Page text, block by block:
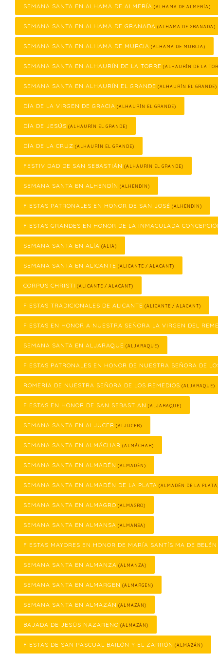
SEMANA SANTA EN ALHAMA DE ALMERÍA (ALHAMA DE ALMERÍA)
SEMANA SANTA EN ALHAMA DE GRANADA (ALHAMA DE GRANADA)
SEMANA SANTA EN ALHAMA DE MURCIA (ALHAMA DE MURCIA)
SEMANA SANTA EN ALHAURÍN DE LA TORRE (ALHAURÍN DE LA
SEMANA SANTA EN ALHAURÍN EL GRANDE (ALHAURÍN EL GRANDE)
DÍA DE LA VIRGEN DE GRACIA (ALHAURÍN EL GRANDE)
DÍA DE JESÚS (ALHAURÍN EL GRANDE)
DÍA DE LA CRUZ (ALHAURÍN EL GRANDE)
FESTIVIDAD DE SAN SEBASTIÁN (ALHAURÍN EL GRANDE)
SEMANA SANTA EN ALHENDÍN (ALHENDÍN)
FIESTAS PATRONALES EN HONOR DE SAN JOSÉ (ALHENDÍN)
FIESTAS GRANDES EN HONOR DE LA INMACULADA
SEMANA SANTA EN ALÍA (ALÍA)
SEMANA SANTA EN ALICANTE (ALICANTE / ALACANT)
CORPUS CHRISTI (ALICANTE / ALACANT)
FIESTAS TRADICIONALES DE ALICANTE (ALICANTE / ALACANT)
FIESTAS EN HONOR A NUESTRA SEÑORA LA VIRGEN DEL
SEMANA SANTA EN ALJARAQUE (ALJARAQUE)
FIESTAS PATRONALES EN HONOR DE NUESTRA SEÑORA DE
ROMERÍA DE NUESTRA SEÑORA DE LOS REMEDIOS (ALJARAQUE)
FIESTAS EN HONOR DE SAN SEBASTIAN (ALJARAQUE)
SEMANA SANTA EN ALJUCER (ALJUCER)
SEMANA SANTA EN ALMÁCHAR (ALMÁCHAR)
SEMANA SANTA EN ALMADÉN (ALMADÉN)
SEMANA SANTA EN ALMADÉN DE LA PLATA (ALMADÉN DE LA
SEMANA SANTA EN ALMAGRO (ALMAGRO)
SEMANA SANTA EN ALMANSA (ALMANSA)
FIESTAS MAYORES EN HONOR DE MARÍA SANTÍSIMA DE BELÉN
SEMANA SANTA EN ALMANZA (ALMANZA)
SEMANA SANTA EN ALMARGEN (ALMARGEN)
SEMANA SANTA EN ALMAZÁN (ALMAZÁN)
BAJADA DE JESÚS NAZARENO (ALMAZÁN)
FIESTAS DE SAN PASCUAL BAILÓN Y EL ZARRÓN (ALMAZÁN)